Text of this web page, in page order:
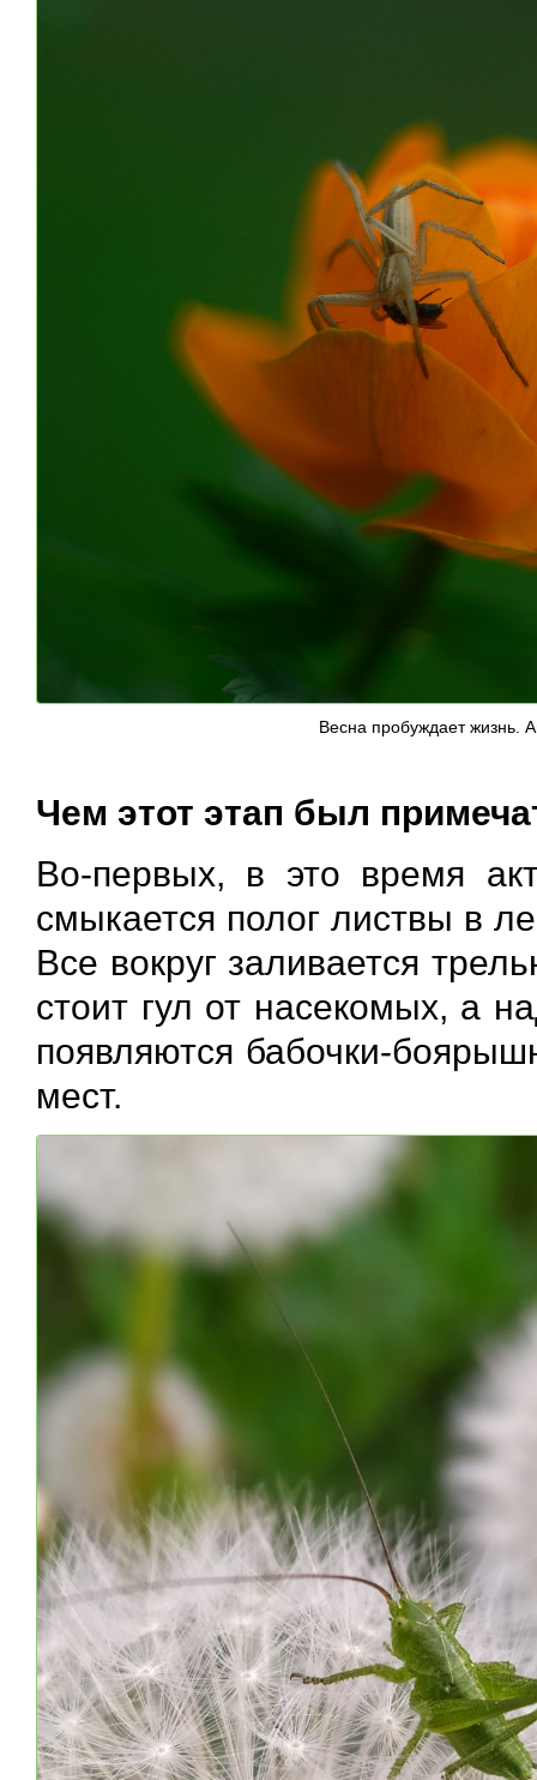
Весна пробуждает жизнь.
Чем этот этап был
Во-первых, в это время
смыкается полог листвы в
Все вокруг заливается
стоит гул от насекомых, а
появляются бабочки-
мест.